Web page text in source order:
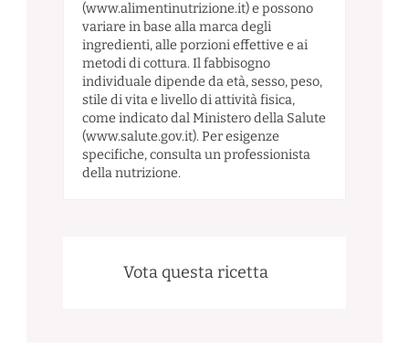
(www.alimentinutrizione.it) e possono
variare in base alla marca degli
ingredienti, alle porzioni effettive e ai
metodi di cottura. Il fabbisogno
individuale dipende da età, sesso, peso,
stile di vita e livello di attività fisica,
come indicato dal Ministero della Salute
(www.salute.gov.it). Per esigenze
specifiche, consulta un professionista
della nutrizione.
Vota questa ricetta